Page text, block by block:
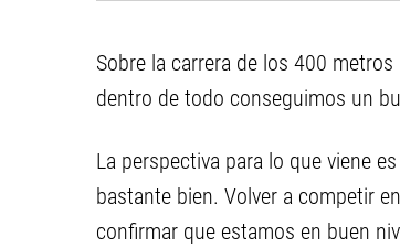
Sobre la carrera de los 400
dentro de todo conseguimos un
La perspectiva para lo que viene
bastante bien. Volver a competir
confirmar que estamos en buen